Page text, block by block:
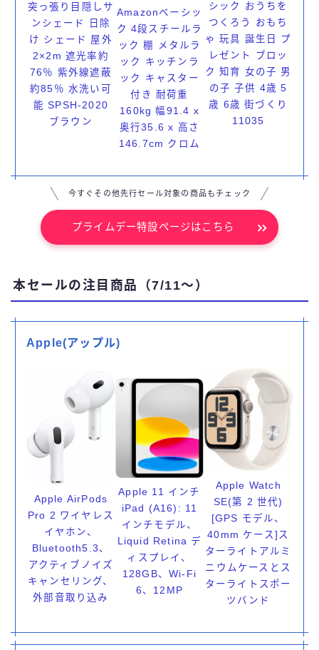
突っ張り目隠しサ
ンシェード 日除
け シェード 屋外
2×2m 遮光率約
76％ 紫外線遮蔽
約85％ 水洗い可
能 SPSH-2020
ブラウン
Amazonベーシッ
ク 4段スチールラ
ック 棚 メタルラ
ック キッチンラ
ック キャスター
付き 耐荷重
160kg 幅91.4 x
奥行35.6 x 高さ
146.7cm クロム
シック おうちを
つくろう おもち
ゃ 玩具 誕生日 プ
レゼント ブロッ
ク 知育 女の子 男
の子 子供 4歳 5
歳 6歳 街づくり
11035
今すぐその他先行セール対象の商品もチェック
プライムデー特設ページはこちら
本セールの注目商品（7/11～）
Apple(アップル)
Apple AirPods
Pro 2 ワイヤレス
イヤホン、
Bluetooth5.3、
アクティブノイズ
キャンセリング、
外部音取り込み
Apple 11 インチ
iPad (A16): 11
インチモデル、
Liquid Retina デ
ィスプレイ、
128GB、Wi-Fi
6、12MP
Apple Watch
SE(第 2 世代)
[GPS モデル、
40mm ケース]ス
ターライトアルミ
ニウムケースとス
ターライトスポー
ツバンド